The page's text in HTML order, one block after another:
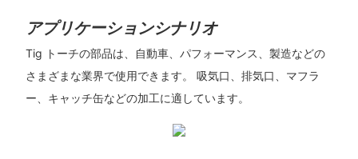
アプリケーションシナリオ
Tig トーチの部品は、自動車、パフォーマンス、製造などの
さまざまな業界で使用できます。 吸気口、排気口、マフラ
ー、キャッチ缶などの加工に適しています。